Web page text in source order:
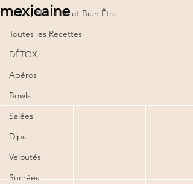
Santé, Nutrition et Bien Être
Toutes les Recettes
DÉTOX
Apéros
Bowls
Salées
Dips
Veloutés
Sucrées
mexicaine